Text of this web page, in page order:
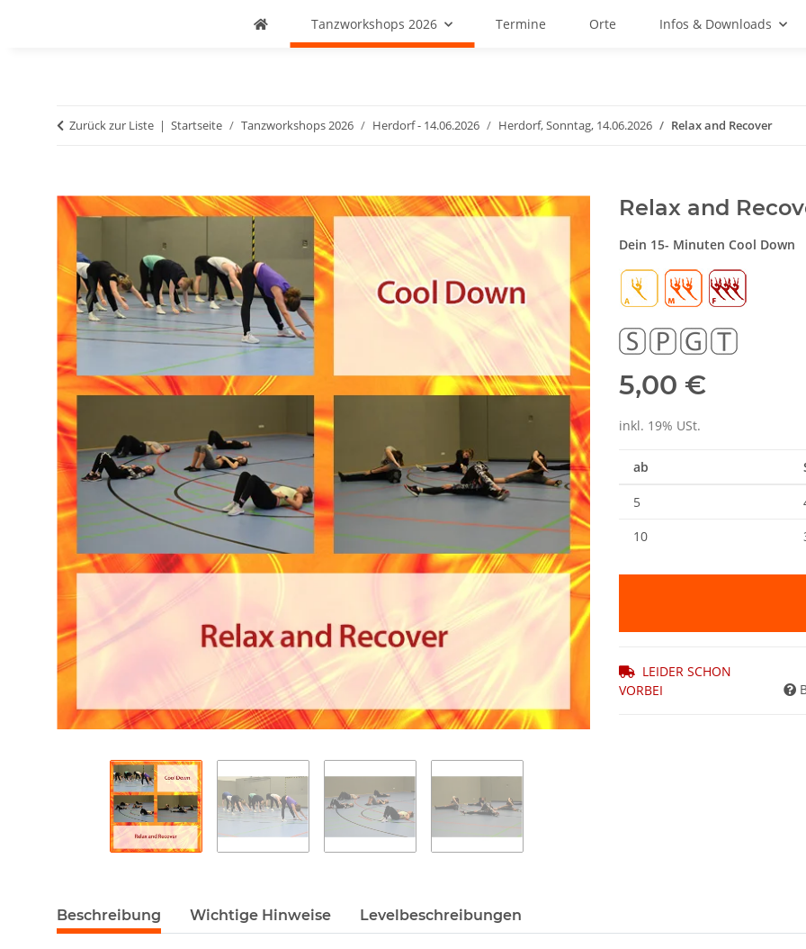
Tanzworkshops 2026 Termine Orte Infos & Downloads
Zurück zur Liste Startseite Tanzworkshops 2026 Herdorf - 14.06.2026 Herdorf, Sonntag, 14.06.2026 Relax and Recover
Relax and
Dein 15- Minuten Cool Down
5,00 €
inkl. 19% USt.
ab
5
10
LEIDER SCHON
VORBEI
Beschreibung Wichtige Hinweise Levelbeschreibungen